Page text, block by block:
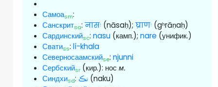
Самоаsm:
Санскритsa:नासः (nāsaḥ);घ्राणः (gʰrāṇaḥ)
Сардинскийsc:nasu (камп.);nare (унифик.)
Сватиss:lí-khala
Северносаамскийse:njunni
Сербскийsr (кир.): носм.
Синдхиsd: نڪ (naku)